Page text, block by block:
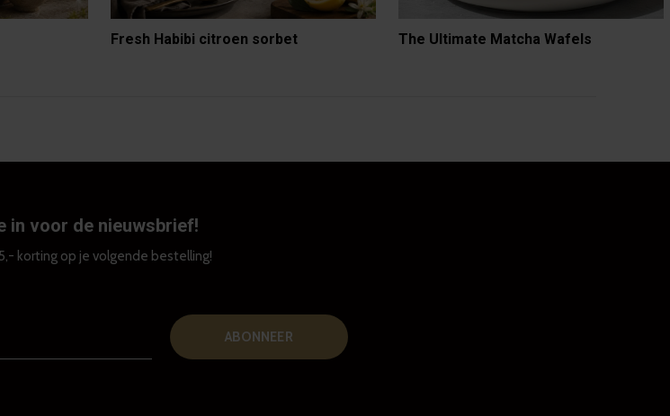
Fresh Habibi citroen sorbet The Ultimate Matcha Wafels
in voor de nieuwsbrief!
korting op je volgende bestelling!
ABONNEER